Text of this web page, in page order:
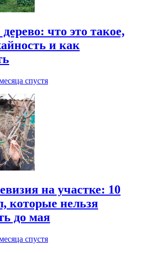
что это такое,
и как
спустя
на участке: 10
которые нельзя
до мая
спустя